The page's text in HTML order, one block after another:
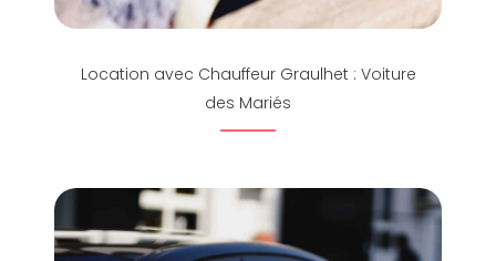
Location avec Chauffeur Graulhet : Voiture
des Mariés